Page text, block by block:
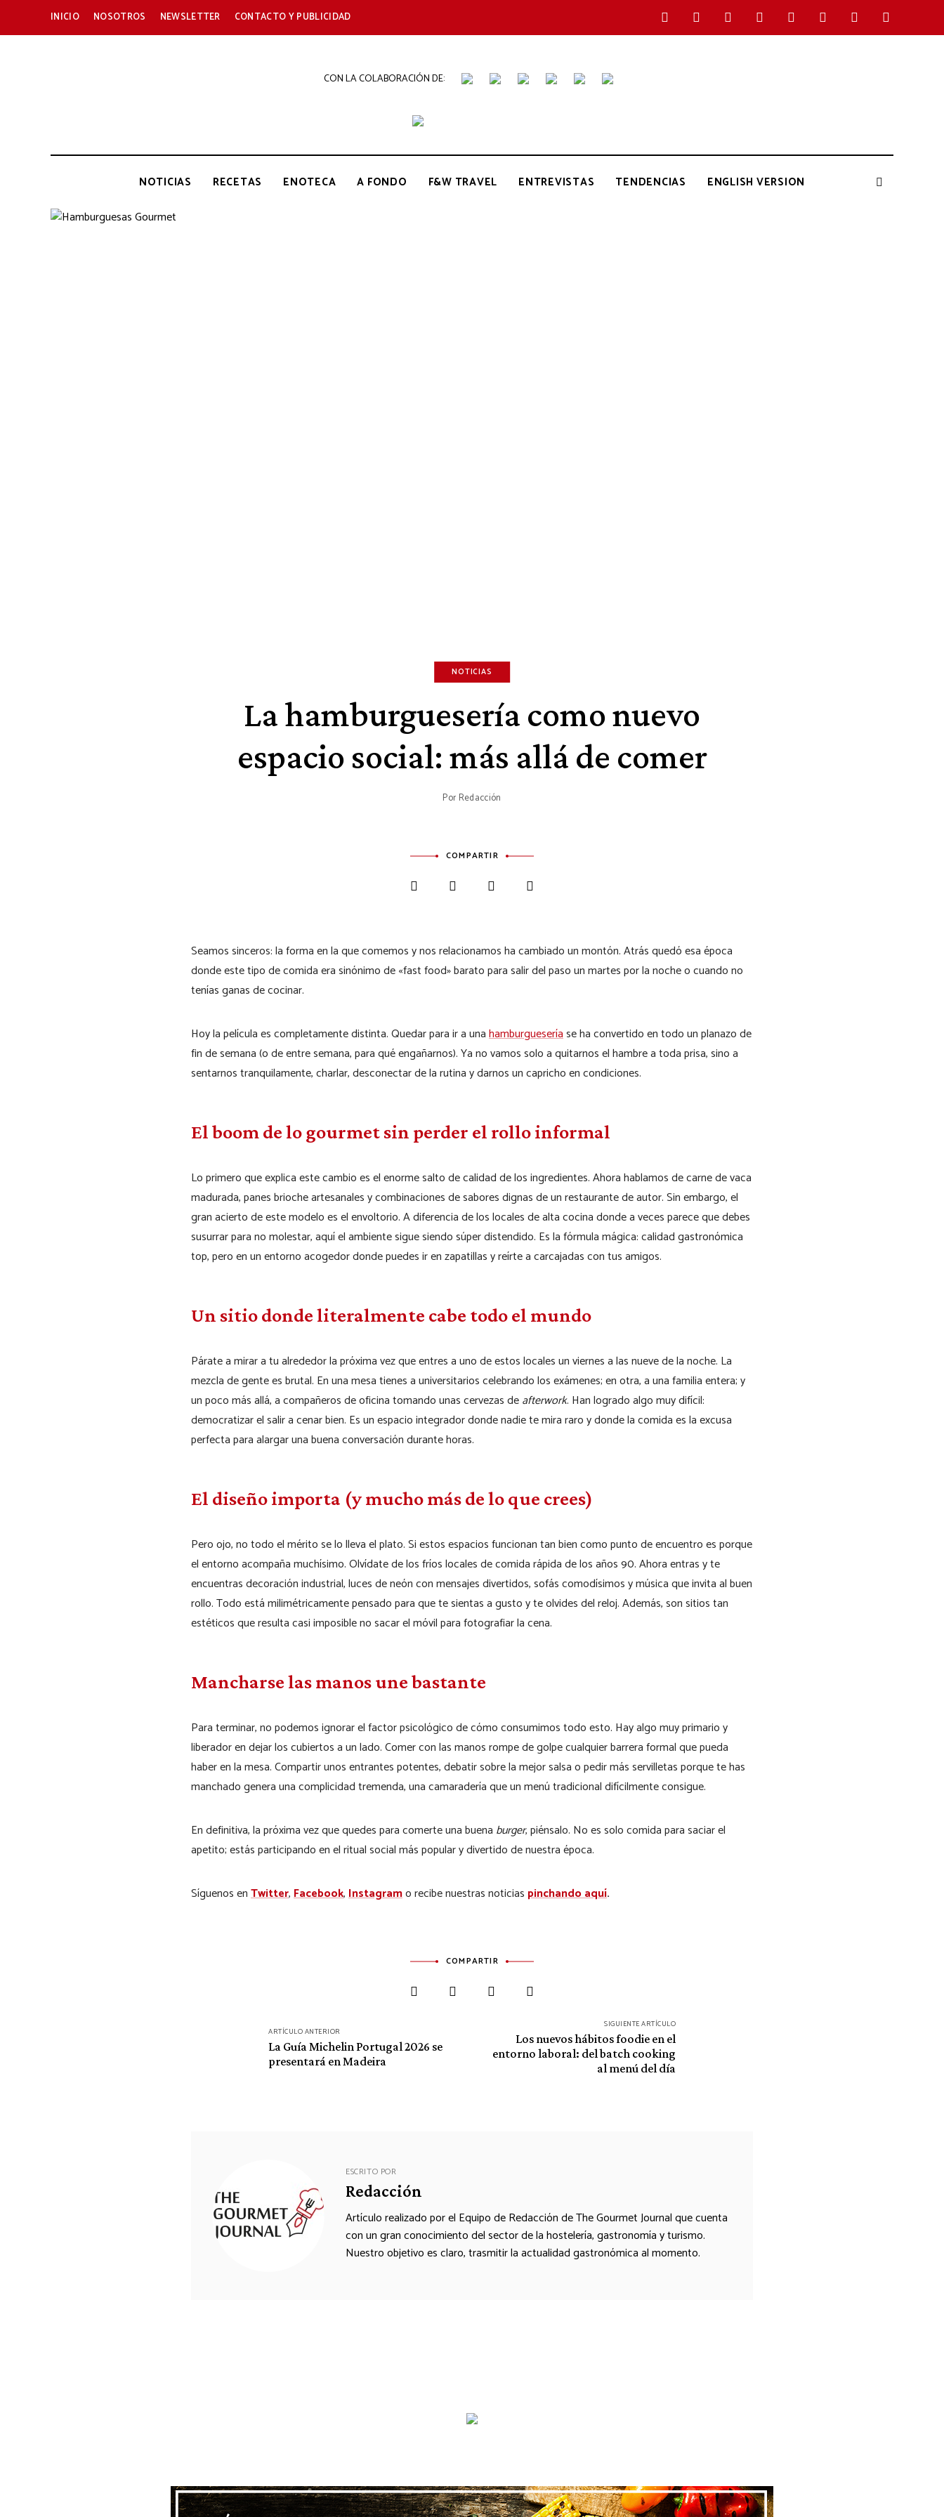
INICIO NOSOTROS NEWSLETTER CONTACTO Y PUBLICIDAD
CON LA COLABORACIÓN DE:
THE
GOURMET
Periódico
Gastronomía
NOTICIAS
RECETAS ENOTECA A FONDO F&W TRAVEL ENTREVISTAS TENDENCIAS ENGLISH VERSION
NOTICIAS
La hamburguesería como nuevo
espacio social: más allá de comer
Por Redacción
COMPARTIR
Seamos sinceros: la forma en la que comemos y nos relacionamos ha cambiado un montón. Atrás quedó esa época
donde este tipo de comida era sinónimo de «fast food» barato para salir del paso un martes por la noche o cuando no
tenías ganas de cocinar.
Hoy la película es completamente distinta. Quedar para ir a unahamburgueseríase ha convertido en todo un planazo de
fin de semana (o de entre semana, para qué engañarnos). Ya no vamos solo a quitarnos el hambre a toda prisa, sino a
sentarnos tranquilamente, charlar, desconectar de la rutina y darnos un capricho en condiciones.
El boom de lo gourmet sin perder el rollo informal
Lo primero que explica este cambio es el enorme salto de calidad de los ingredientes. Ahora hablamos de carne de vaca
madurada, panes brioche artesanales y combinaciones de sabores dignas de un restaurante de autor. Sin embargo, el
gran acierto de este modelo es el envoltorio. A diferencia de los locales de alta cocina donde a veces parece que debes
susurrar para no molestar, aquí el ambiente sigue siendo súper distendido. Es la fórmula mágica: calidad gastronómica
top, pero en un entorno acogedor donde puedes ir en zapatillas y reírte a carcajadas con tus amigos.
Un sitio donde literalmente cabe todo el mundo
Párate a mirar a tu alrededor la próxima vez que entres a uno de estos locales un viernes a las nueve de la noche. La
mezcla de gente es brutal. En una mesa tienes a universitarios celebrando los exámenes; en otra, a una familia entera; y
un poco más allá, a compañeros de oficina tomando unas cervezas deafterwork. Han logrado algo muy difícil:
democratizar el salir a cenar bien. Es un espacio integrador donde nadie te mira raro y donde la comida es la excusa
perfecta para alargar una buena conversación durante horas.
El diseño importa (y mucho más de lo que crees)
Pero ojo, no todo el mérito se lo lleva el plato. Si estos espacios funcionan tan bien como punto de encuentro es porque
el entorno acompaña muchísimo. Olvídate de los fríos locales de comida rápida de los años 90. Ahora entras y te
encuentras decoración industrial, luces de neón con mensajes divertidos, sofás comodísimos y música que invita al buen
rollo. Todo está milimétricamente pensado para que te sientas a gusto y te olvides del reloj. Además, son sitios tan
estéticos que resulta casi imposible no sacar el móvil para fotografiar la cena.
Mancharse las manos une bastante
Para terminar, no podemos ignorar el factor psicológico de cómo consumimos todo esto. Hay algo muy primario y
liberador en dejar los cubiertos a un lado. Comer con las manos rompe de golpe cualquier barrera formal que pueda
haber en la mesa. Compartir unos entrantes potentes, debatir sobre la mejor salsa o pedir más servilletas porque te has
manchado genera una complicidad tremenda, una camaradería que un menú tradicional difícilmente consigue.
En definitiva, la próxima vez que quedes para comerte una buena burger, piénsalo. No es solo comida para saciar el
apetito; estás participando en el ritual social más popular y divertido de nuestra época.
Síguenos enTwitter,Facebook,Instagramo recibe nuestras noticias pinchando aquí.
COMPARTIR
ARTÍCULO ANTERIOR
La Guía Michelin Portugal 2026 se
presentará en Madeira
SIGUIENTE ARTÍCULO
Los nuevos hábitos foodie en el
entorno laboral: del batch cooking
al menú del día
ESCRITO POR
Redacción
Artículo realizado por el Equipo de Redacción de The Gourmet Journal que cuenta
con un gran conocimiento del sector de la hostelería, gastronomía y turismo.
Nuestro objetivo es claro, trasmitir la actualidad gastronómica al momento.